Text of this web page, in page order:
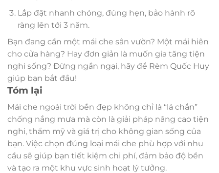
Lắp đặt nhanh chóng, đúng hẹn, bảo hành rõ
ràng lên tới 3 năm.
Bạn đang cần một mái che sân vườn? Một mái hiên
cho cửa hàng? Hay đơn giản là muốn gia tăng tiện
nghi sống? Đừng ngần ngại, hãy để Rèm Quốc Huy
giúp bạn bắt đầu!
Tóm lại
Mái che ngoài trời bền đẹp không chỉ là “lá chắn”
chống nắng mưa mà còn là giải pháp nâng cao tiện
nghi, thẩm mỹ và giá trị cho không gian sống của
bạn. Việc chọn đúng loại mái che phù hợp với nhu
cầu sẽ giúp bạn tiết kiệm chi phí, đảm bảo độ bền
và tạo ra một khu vực sinh hoạt lý tưởng.